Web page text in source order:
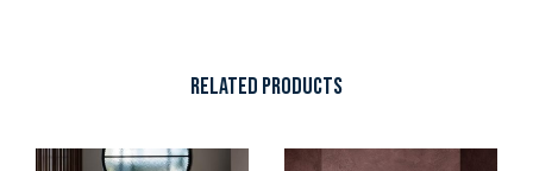
RELATED PRODUCTS